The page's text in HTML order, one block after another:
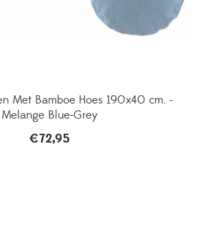
Met Bamboe Hoes 190x40 cm. -
Melange Blue-Grey
€72,95